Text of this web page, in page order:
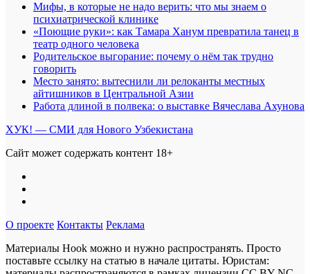
Мифы, в которые не надо верить: что мы знаем о
психиатрической клинике
«Поющие руки»: как Тамара Ханум превратила танец в
театр одного человека
Родительское выгорание: почему о нём так трудно
говорить
Место занято: вытеснили ли релоканты местных
айтишников в Центральной Азии
Работа длиной в полвека: о выставке Вячеслава Ахунова
ХУК! — СМИ для Нового Узбекистана
Сайт может содержать контент 18+
О проекте Контакты Реклама
Материалы Hook можно и нужно распространять. Просто
поставьте ссылку на статью в начале цитаты. Юристам: